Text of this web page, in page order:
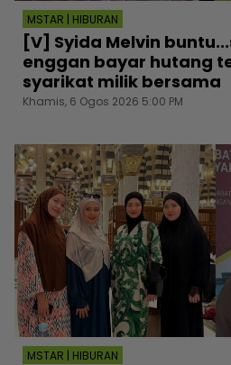
MSTAR | HIBURAN
[V] Syida Melvin
enggan bayar hutang
syarikat milik bersama
Khamis, 6 Ogos 2026 5:00 PM
MSTAR | HIBURAN